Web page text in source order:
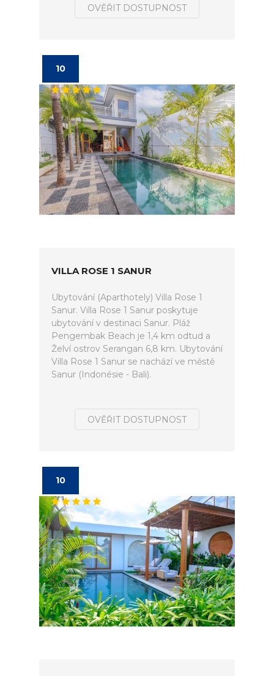
OVĚŘIT DOSTUPNOST
10
VILLA ROSE 1 SANUR
Ubytování (Aparthotely) Villa Rose 1
Sanur. Villa Rose 1 Sanur poskytuje
ubytování v destinaci Sanur. Pláž
Pengembak Beach je 1,4 km odtud a
Želví ostrov Serangan 6,8 km. Ubytování
Villa Rose 1 Sanur se nachází ve městě
Sanur (Indonésie - Bali).
OVĚŘIT DOSTUPNOST
10